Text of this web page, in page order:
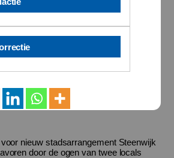
nieuw stadsarrangement Steenwijk
door de ogen van twee locals